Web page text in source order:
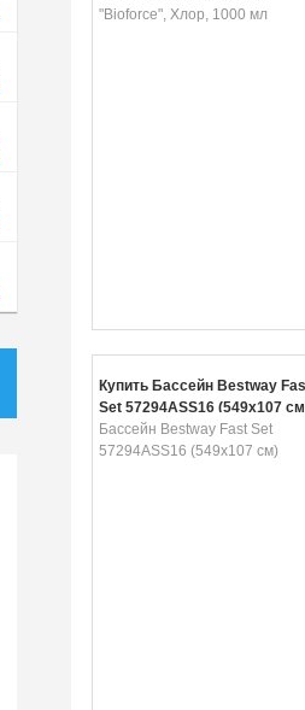
"Bioforce", Хлор, 1000 мл
Купить Бассейн Bestway
Set 57294ASS16 (549х107
Бассейн Bestway Fast Set
57294ASS16 (549х107 см)